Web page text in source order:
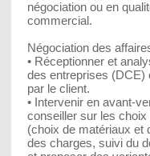
négociation ou en
commercial.
Négociation des
• Réceptionner et
des entreprises (DCE)
par le client.
• Intervenir en avant-
conseiller sur les
(choix de matériaux et
des charges, suivi du